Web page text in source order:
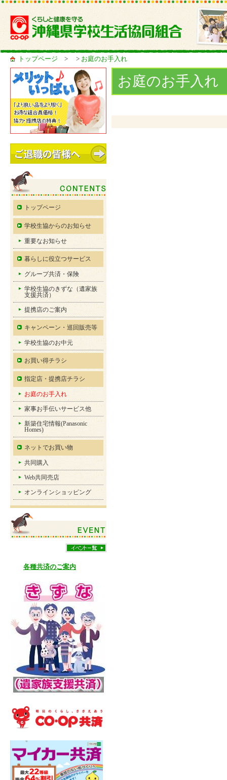
トップページ > > お庭のお手入れ
お庭のお手入れ
トップページ
学校生協からのお知らせ
重要なお知らせ
暮らしに役立つサービス
グループ共済・保険
学校生協のきずな（遺家族
支援共済）
提携店のご案内
キャンペーン・巡回販売等
学校生協のお中元
お買い得チラシ
指定店・提携店チラシ
お庭のお手入れ
家事お手伝いサービス他
新築住宅情報(Panasonic
Homes)
ネットでお買い物
共同購入
Web共同売店
オンラインショッピング
各種共済のご案内